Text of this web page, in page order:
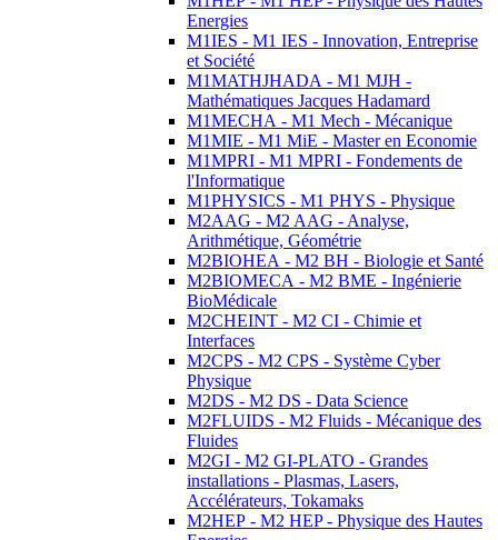
Energies
M1IES - M1 IES - Innovation, Entreprise
et Société
M1MATHJHADA - M1 MJH -
Mathématiques Jacques Hadamard
M1MECHA - M1 Mech - Mécanique
M1MIE - M1 MiE - Master en Economie
M1MPRI - M1 MPRI - Fondements de
l'Informatique
M1PHYSICS - M1 PHYS - Physique
M2AAG - M2 AAG - Analyse,
Arithmétique, Géométrie
M2BIOHEA - M2 BH - Biologie et Santé
M2BIOMECA - M2 BME - Ingénierie
BioMédicale
M2CHEINT - M2 CI - Chimie et
Interfaces
M2CPS - M2 CPS - Système Cyber
Physique
M2DS - M2 DS - Data Science
M2FLUIDS - M2 Fluids - Mécanique des
Fluides
M2GI - M2 GI-PLATO - Grandes
installations - Plasmas, Lasers,
Accélérateurs, Tokamaks
M2HEP - M2 HEP - Physique des Hautes